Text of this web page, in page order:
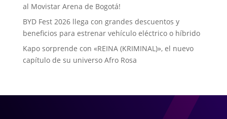
al Movistar Arena de Bogotá!
BYD Fest 2026 llega con grandes descuentos y
beneficios para estrenar vehículo eléctrico o híbrido
Kapo sorprende con «REINA (KRIMINAL)», el nuevo
capítulo de su universo Afro Rosa